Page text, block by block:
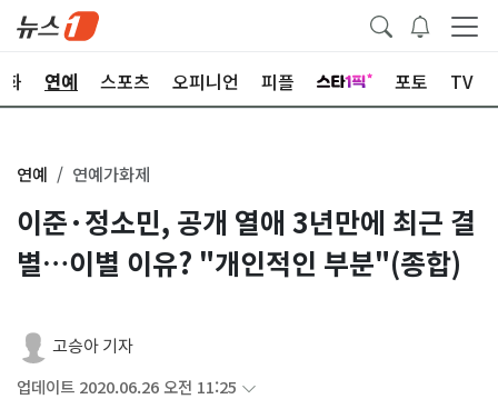
화 연예 스포츠 오피니언 피플 포토 TV
연예 연예가화제
이준·정소민, 공개 열애 3년만에 최근 결
별…이별 이유? "개인적인 부분"(종합)
고승아 기자
업데이트 2020.06.26 오전 11:25